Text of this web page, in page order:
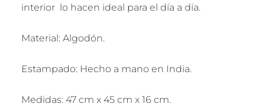
interior lo hacen ideal para el día a día.
Material: Algodón.
Estampado: Hecho a mano en India.
Medidas: 47 cm x 45 cm x 16 cm.